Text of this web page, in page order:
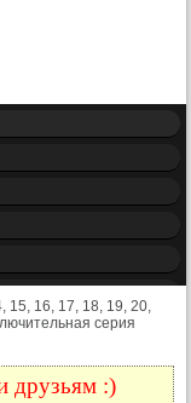
15, 16, 17, 18, 19, 20,
серия
друзьям :)